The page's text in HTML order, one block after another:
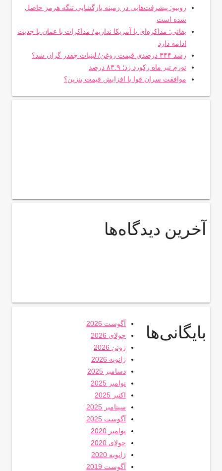
روبیو: پیشرفت‌هایی در زمینه بازگشایی تنگه هرمز حاصل
شده است
بقائی: مذاکره‌ای با آمریکا نداریم/ مذاکرات با عمان با جدیت
ادامه دارد
رشد ۳۴۴ درصدی قیمت روغن/ لبنیات چقدر گران شد؟
تورم تیر ماه رکورد زد؛ ۸۳.۹ درصد
موافقت سران قوا با افزایش قیمت بنزین؟
آخرین دیدگاه‌ها
بایگانی‌ها
آگوست 2026
جولای 2026
ژوئن 2026
ژانویه 2026
دسامبر 2025
نوامبر 2025
اکتبر 2025
سپتامبر 2025
آگوست 2025
نوامبر 2020
جولای 2020
ژانویه 2020
آگوست 2019